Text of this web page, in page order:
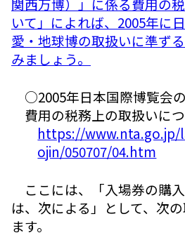
いて」によれば、2005年に
愛・地球博の取扱いに準ず
みましょう。
○2005年日本国際博覧会
費用の税務上の取扱いに
https://
ojin/050707/04.htm
ここには、「入場券の購
は、次による」として、次
ます。